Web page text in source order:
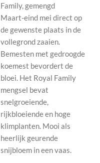
Family, gemengd
Maart-eind mei direct op
de gewenste plaats in de
vollegrond zaaien.
Bemesten met gedroogde
koemest bevordert de
bloei. Het Royal Family
mengsel bevat
snelgroeiende,
rijkbloeiende en hoge
klimplanten. Mooi als
heerlijk geurende
snijbloem in een vaas.